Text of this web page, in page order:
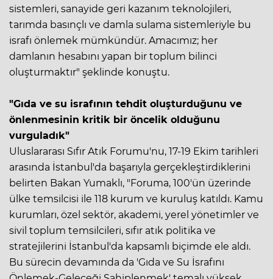
sistemleri, sanayide geri kazanım teknolojileri,
tarımda basınçlı ve damla sulama sistemleriyle bu
israfı önlemek mümkündür. Amacımız; her
damlanın hesabını yapan bir toplum bilinci
oluşturmaktır" şeklinde konuştu.
"Gıda ve su israfının tehdit oluşturduğunu ve
önlenmesinin kritik bir öncelik olduğunu
vurguladık"
Uluslararası Sıfır Atık Forumu'nu, 17-19 Ekim tarihleri
arasında İstanbul'da başarıyla gerçekleştirdiklerini
belirten Bakan Yumaklı, "Foruma, 100'ün üzerinde
ülke temsilcisi ile 118 kurum ve kuruluş katıldı. Kamu
kurumları, özel sektör, akademi, yerel yönetimler ve
sivil toplum temsilcileri, sıfır atık politika ve
stratejilerini İstanbul'da kapsamlı biçimde ele aldı.
Bu sürecin devamında da 'Gıda ve Su İsrafını